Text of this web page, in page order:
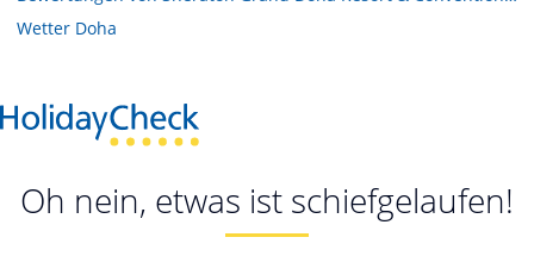
Wetter Doha
Oh nein, etwas ist schiefgelaufen!